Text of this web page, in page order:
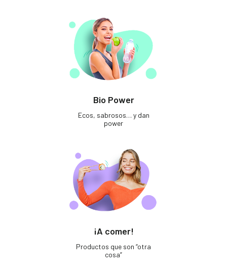
Bio Power
Ecos, sabrosos… y dan
power
¡A comer!
Productos que son “otra
cosa”